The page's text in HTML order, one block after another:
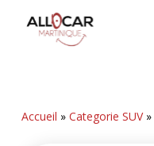
Accueil » Categorie SUV»